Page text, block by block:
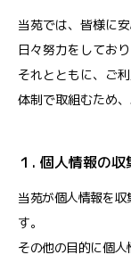
当苑では、皆様に
日々努力をしており
それとともに、ご
体制で取組むため
１. 個人情報の収
当苑が個人情報を
す。
その他の目的に個